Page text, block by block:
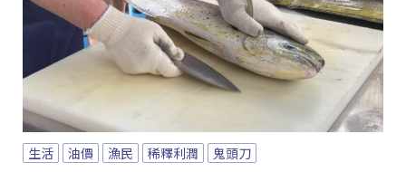
生活 油價 漁民 稀釋利潤 鬼頭刀